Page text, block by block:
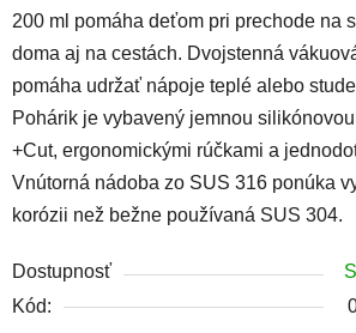
200 ml pomáha deťom pri prechode na
doma aj na cestách. Dvojstenná
pomáha udržať nápoje teplé alebo
Pohárik je vybavený jemnou
+Cut, ergonomickými rúčkami a
Vnútorná nádoba zo SUS 316 ponúka
korózii než bežne používaná SUS 304.
Dostupnosť
Kód: